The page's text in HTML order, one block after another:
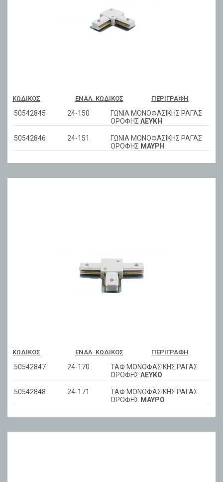
ΚΩΔΙΚΌΣ ΕΝΑΛ. ΚΩΔΙΚΌΣ ΠΕΡΙΓΡΑΦΉ
50542845 24-150
ΓΩΝΙΑ ΜΟΝΟΦΑΣΙΚΗΣ ΡΑΓΑΣ
ΟΡΟΦΗΣ ΛΕΥΚΗ
50542846 24-151
ΓΩΝΙΑ ΜΟΝΟΦΑΣΙΚΗΣ ΡΑΓΑΣ
ΟΡΟΦΗΣ ΜΑΥΡΗ
ΚΩΔΙΚΌΣ ΕΝΑΛ. ΚΩΔΙΚΌΣ ΠΕΡΙΓΡΑΦΉ
50542847 24-170
ΤΑΦ ΜΟΝΟΦΑΣΙΚΗΣ ΡΑΓΑΣ
ΟΡΟΦΗΣ ΛΕΥΚΟ
50542848 24-171
ΤΑΦ ΜΟΝΟΦΑΣΙΚΗΣ ΡΑΓΑΣ
ΟΡΟΦΗΣ ΜΑΥΡΟ